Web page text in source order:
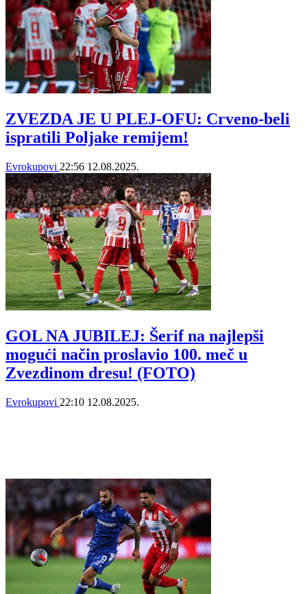
ZVEZDA JE U PLEJ-OFU: Crveno-beli
ispratili Poljake remijem!
Evrokupovi 22:56 12.08.2025.
GOL NA JUBILEJ: Šerif na najlepši
mogući način proslavio 100. meč u
Zvezdinom dresu! (FOTO)
Evrokupovi 22:10 12.08.2025.